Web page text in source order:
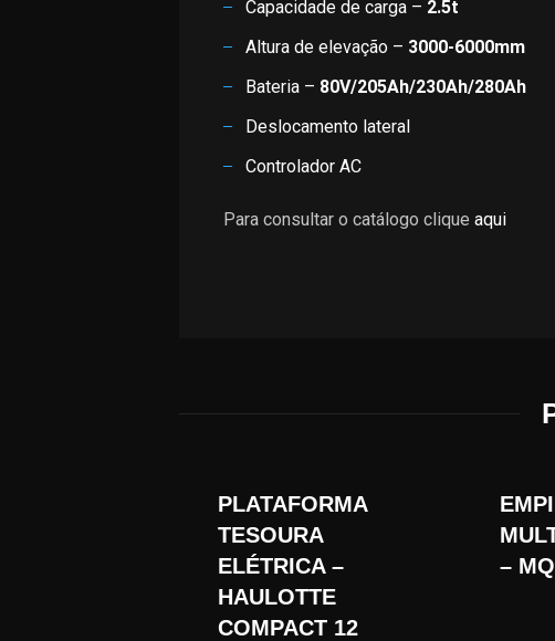
Capacidade de carga – 2.5t
Altura de elevação – 3000-6000mm
Bateria – 80V/205Ah/230Ah/280Ah
Deslocamento lateral
Controlador AC
Para consultar o catálogo clique aqui
PLATAFORMA
TESOURA
ELÉTRICA –
HAULOTTE
COMPACT 12
–